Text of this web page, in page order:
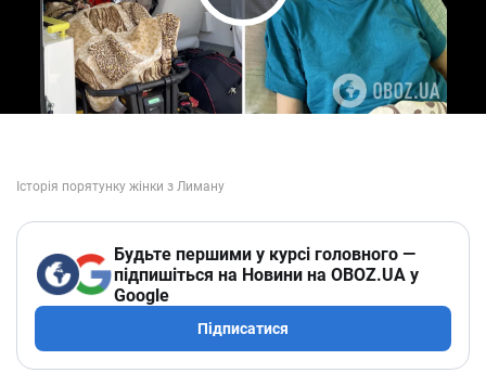
Play Video
Будьте першими у курсі головного —
підпишіться на Новини на OBOZ.UA у
Google
Підписатися